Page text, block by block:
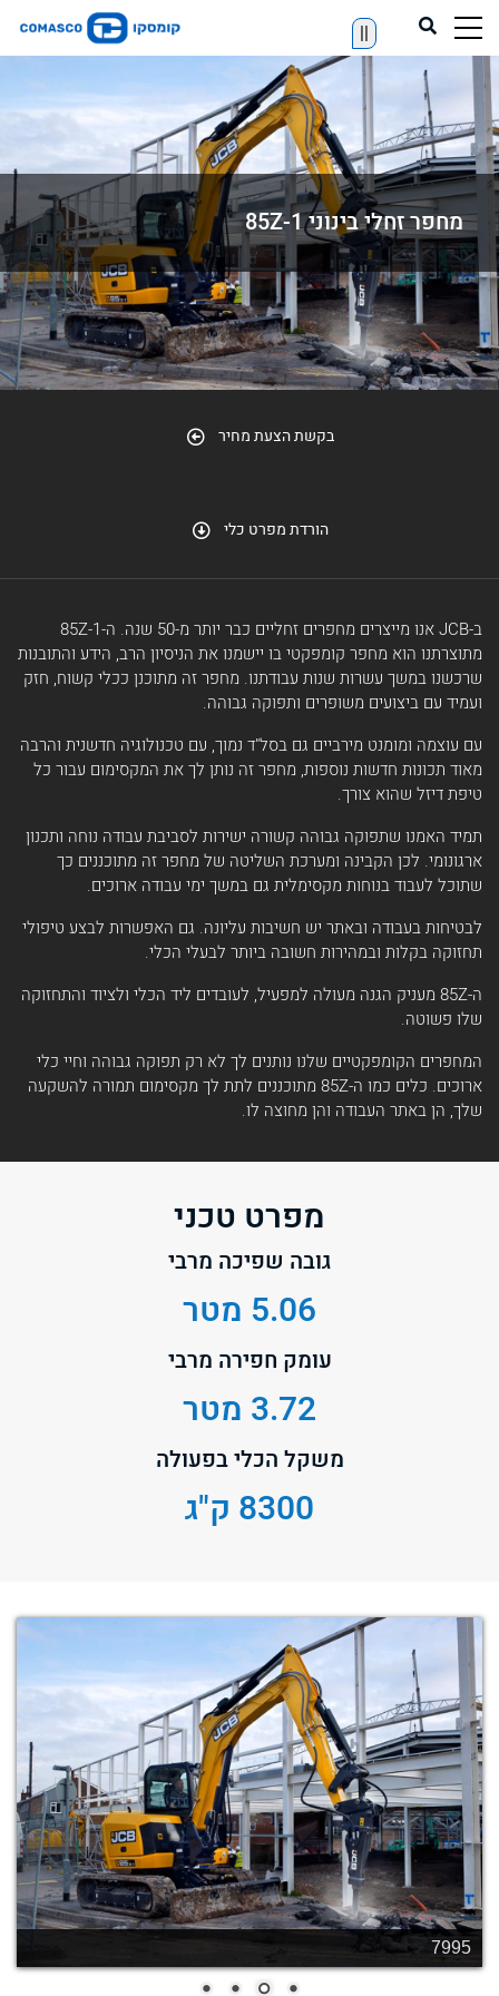
||
מחפר זחלי בינוני 85Z-1
בקשת הצעת מחיר
הורדת מפרט כלי
ב-JCB אנו מייצרים מחפרים זחליים כבר יותר מ-50 שנה. ה-85Z-1
מתוצרתנו הוא מחפר קומפקטי בו יישמנו את הניסיון הרב, הידע והתובנות
שרכשנו במשך עשרות שנות עבודתנו. מחפר זה מתוכנן ככלי קשוח, חזק
ועמיד עם ביצועים משופרים ותפוקה גבוהה.
עם עוצמה ומומנט מירביים גם בסל"ד נמוך, עם טכנולוגיה חדשנית והרבה
מאוד תכונות חדשות נוספות, מחפר זה נותן לך את המקסימום עבור כל
טיפת דיזל שהוא צורך.
תמיד האמנו שתפוקה גבוהה קשורה ישירות לסביבת עבודה נוחה ותכנון
ארגונומי. לכן הקבינה ומערכת השליטה של מחפר זה מתוכננים כך
שתוכל לעבוד בנוחות מקסימלית גם במשך ימי עבודה ארוכים.
לבטיחות בעבודה ובאתר יש חשיבות עליונה. גם האפשרות לבצע טיפולי
תחזוקה בקלות ובמהירות חשובה ביותר לבעלי הכלי.
ה-85Z מעניק הגנה מעולה למפעיל, לעובדים ליד הכלי ולציוד והתחזוקה
שלו פשוטה.
המחפרים הקומפקטיים שלנו נותנים לך לא רק תפוקה גבוהה וחיי כלי
ארוכים. כלים כמו ה-85Z מתוכננים לתת לך מקסימום תמורה להשקעה
שלך, הן באתר העבודה והן מחוצה לו.
מפרט טכני
גובה שפיכה מרבי
5.06 מטר
עומק חפירה מרבי
3.72 מטר
משקל הכלי בפעולה
8300 ק"ג
7995